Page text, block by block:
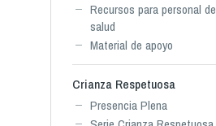
Recursos para personal de
salud
Material de apoyo
Crianza Respetuosa
Presencia Plena